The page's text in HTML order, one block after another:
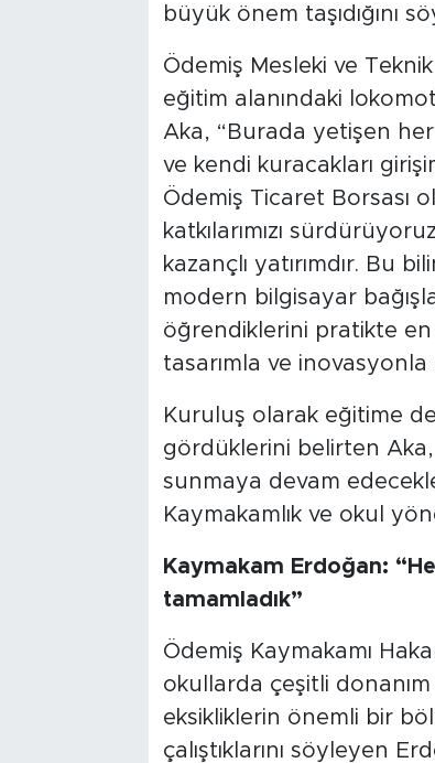
büyük önem taşıdığını
Ödemiş Mesleki ve
eğitim alanındaki
Aka, “Burada yetişen
ve kendi kuracakları
Ödemiş Ticaret Borsası
katkılarımızı
kazançlı yatırımdır. Bu
modern bilgisayar
öğrendiklerini pratikte en
tasarımla ve
Kuruluş olarak eğitime
gördüklerini belirten Aka,
sunmaya devam
Kaymakamlık ve okul
Kaymakam Erdoğan:
tamamladık”
Ödemiş Kaymakamı
okullarda çeşitli
eksikliklerin önemli bir
çalıştıklarını söyleyen